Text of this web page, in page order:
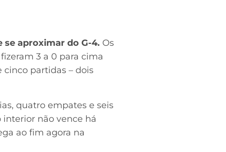
se aproximar do G-4. Os
3 a 0 para cima
partidas – dois
quatro empates e seis
interior não vence há
ao fim agora na